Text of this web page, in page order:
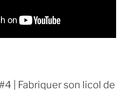
| Fabriquer son licol de